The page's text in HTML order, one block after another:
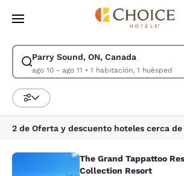
Pasar A Contenido Principal
Parry Sound, ON, Canada
ago 10 - ago 11 • 1 habitación, 1 huésped
Modificar la búsqueda de Parry Sound, ON,
Ordenar y filtrar
The Grand Tappattoo
The Grand Tappattoo
Collection Resort